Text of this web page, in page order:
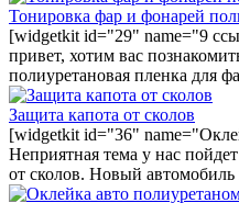
Тонировка фар и фонарей
[widgetkit id="29" name="9
привет, хотим вас
полиуретановая пленка для
Защита капота от сколов
[widgetkit id="36"
Неприятная тема у нас
от сколов. Новый